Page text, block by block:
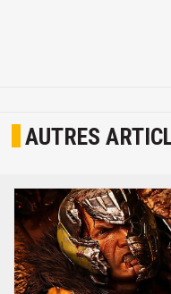
AUTRES